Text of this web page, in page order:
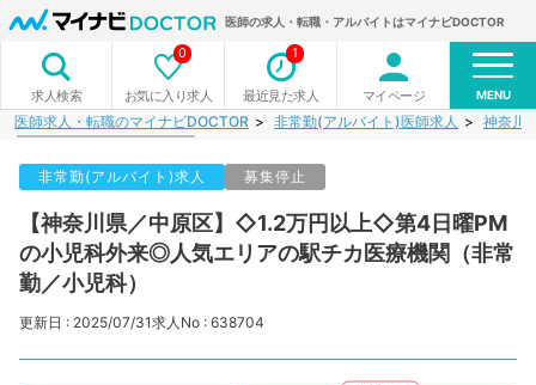
医師の求人・転職・アルバイトはマイナビDOCTOR
求人検索 お気に入り求人
0
最近見た求人
1
マイページ MENU
医師求人・転職のマイナビDOCTOR 非常勤(アルバイト)医師求人 神奈川
非常勤(アルバイト)求人 募集停止
【神奈川県／中原区】◇1.2万円以上◇第4日曜PM
の小児科外来◎人気エリアの駅チカ医療機関（非常
勤／小児科）
更新日 : 2025/07/31求人No : 638704